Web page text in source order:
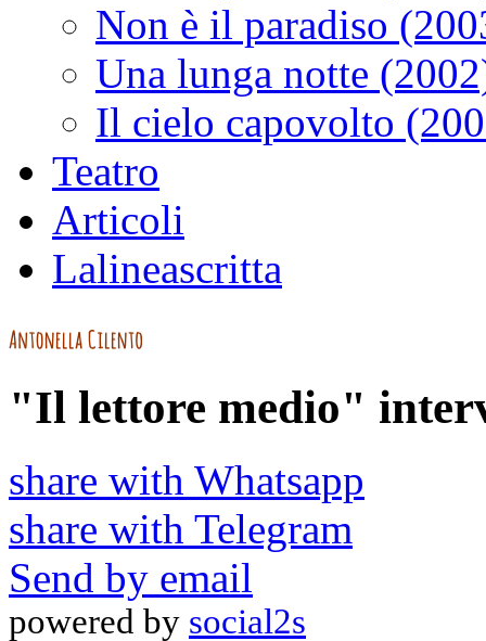
Non è il paradiso
Una lunga notte
Il cielo capovolto
Teatro
Articoli
Lalineascritta
"Il lettore medio"
share with Whatsapp
share with Telegram
Send by email
powered by social2s